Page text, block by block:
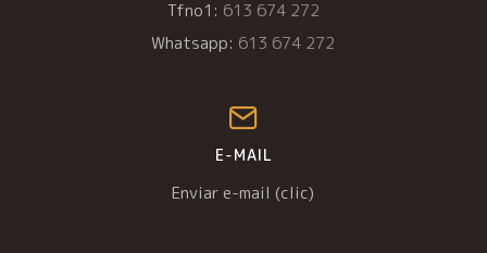
Tfno1: 613 674 272
Whatsapp: 613 674 272
E-MAIL
Enviar e-mail (clic)